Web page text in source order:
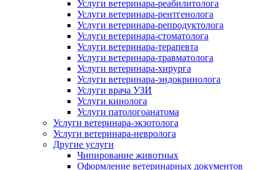
Услуги ветеринара-реабилитолога
Услуги ветеринара-рентгенолога
Услуги ветеринара-репродуктолога
Услуги ветеринара-стоматолога
Услуги ветеринара-терапевта
Услуги ветеринара-травматолога
Услуги ветеринара-хирурга
Услуги ветеринара-эндокринолога
Услуги врача УЗИ
Услуги кинолога
Услуги патологоанатома
Услуги ветеринара-экзотолога
Услуги ветеринара-невролога
Другие услуги
Чипирование животных
Оформление ветеринарных документов